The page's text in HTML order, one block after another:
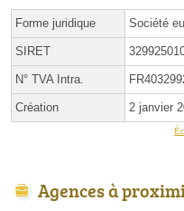
Forme juridique Société
SIRET
N° TVA Intra.
Création 2 janvier
Agences à